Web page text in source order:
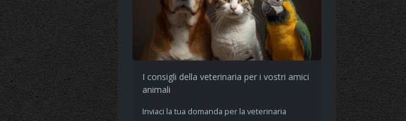
I consigli della veterinaria per i vostri amici
animali
Inviaci la tua domanda per la veterinaria